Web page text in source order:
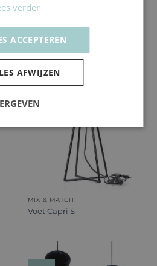
HOUT & BLAD
Voet Biak zwart S
MIX & MATCH
Voet Capri S
verder
ACCEPTEREN
AFWIJZEN